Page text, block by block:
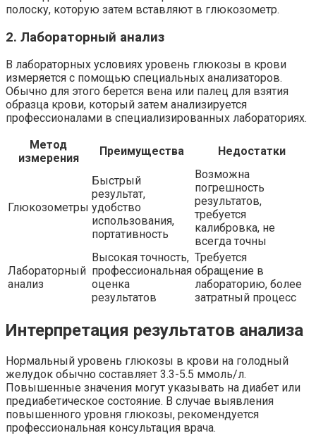
полоску, которую затем вставляют в глюкозометр.
2. Лабораторный анализ
В лабораторных условиях уровень глюкозы в крови
измеряется с помощью специальных анализаторов.
Обычно для этого берется вена или палец для взятия
образца крови, который затем анализируется
профессионалами в специализированных лабораториях.
Метод
измерения
Преимущества Недостатки
Глюкозометры
Быстрый
результат,
удобство
использования,
портативность
Возможна
погрешность
результатов,
требуется
калибровка, не
всегда точны
Лабораторный
анализ
Высокая точность,
профессиональная
оценка
результатов
Требуется
обращение в
лабораторию, более
затратный процесс
Интерпретация результатов анализа
Нормальный уровень глюкозы в крови на голодный
желудок обычно составляет 3.3-5.5 ммоль/л.
Повышенные значения могут указывать на диабет или
предиабетическое состояние. В случае выявления
повышенного уровня глюкозы, рекомендуется
профессиональная консультация врача.